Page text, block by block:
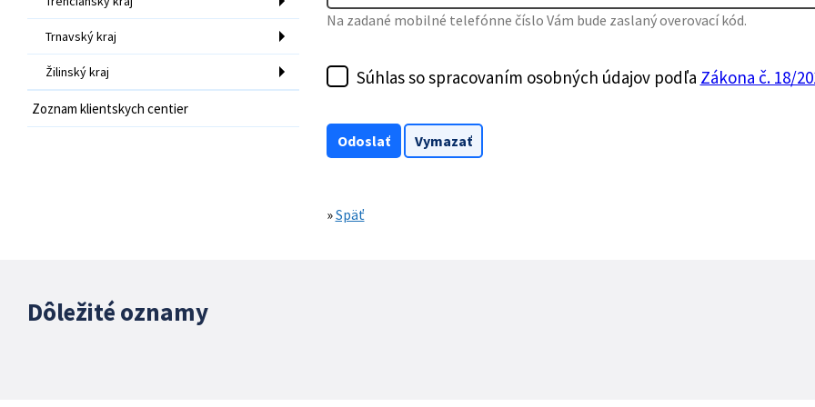
Trnavský kraj
Žilinský kraj
Zoznam klientskych centier
Na zadané mobilné telefónne číslo Vám bude zaslaný overovací kód.
Súhlas so spracovaním osobných údajov podľa Zákona č. 18/
»Späť
Dôležité oznamy